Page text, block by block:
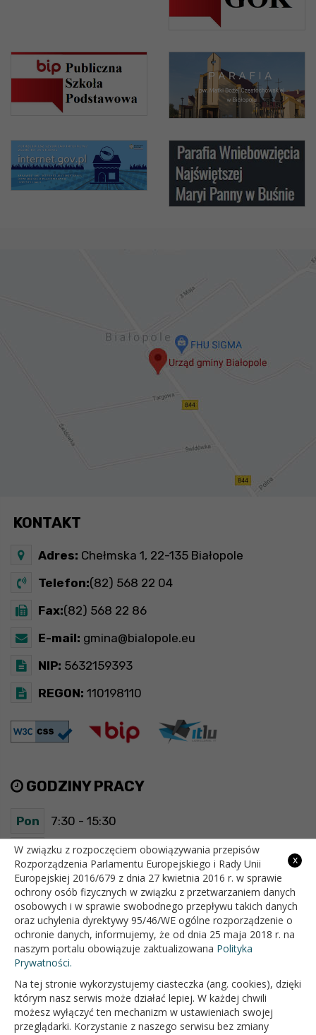
KONTAKT
Adres: Chełmska 1, 22-135 Białopole
Telefon:(82) 568 22 04
Fax:(82) 568 22 86
E-mail: gmina@bialopole.eu
NIP: 5632159393
REGON: 110198110
GODZINY PRACY
Pon 7:30 - 15:30
Wt 7:30 - 15:30
Śr 7:30 - 15:30
Czw 7:30 - 15:30
Pt 7:30 - 15:30
OFICJALNY SERWIS INTERNETOWY GMINY BIAŁOPOLE
x
W związku z rozpoczęciem obowiązywania przepisów
Rozporządzenia Parlamentu Europejskiego i Rady Unii
Europejskiej 2016/679 z dnia 27 kwietnia 2016 r. w sprawie
ochrony osób fizycznych w związku z przetwarzaniem danych
osobowych i w sprawie swobodnego przepływu takich danych
oraz uchylenia dyrektywy 95/46/WE ogólne rozporządzenie o
ochronie danych, informujemy, że od dnia 25 maja 2018 r. na
naszym portalu obowiązuje zaktualizowana Polityka
Prywatności.
Na tej stronie wykorzystujemy ciasteczka (ang. cookies), dzięki
którym nasz serwis może działać lepiej. W każdej chwili
możesz wyłączyć ten mechanizm w ustawieniach swojej
przeglądarki. Korzystanie z naszego serwisu bez zmiany